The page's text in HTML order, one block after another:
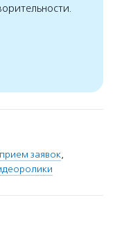
прием заявок,